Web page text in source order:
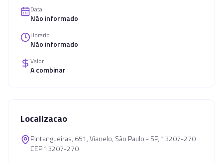
Data
Não informado
Horario
Não informado
Valor
A combinar
Localizacao
Pintangueiras, 651, Vianelo, São Paulo - SP, 13207-270
CEP 13207-270